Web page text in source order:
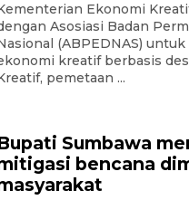
Ekonomi
Asosiasi Badan
(ABPEDNAS)
kreatif berbasis
pemetaan ...
Sumbawa
bencana